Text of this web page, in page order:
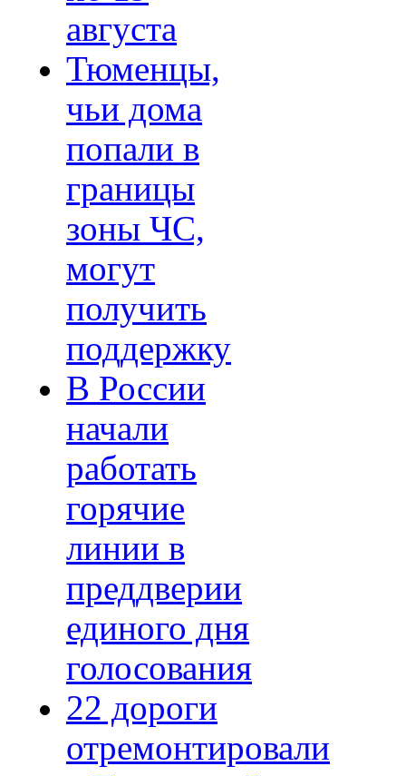
августа
Тюменцы,
чьи дома
попали в
границы
зоны ЧС,
могут
получить
поддержку
В России
начали
работать
горячие
линии в
преддверии
единого дня
голосования
22 дороги
отремонтировали